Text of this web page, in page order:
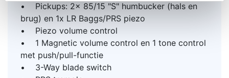
• Pickups: 2x 85/15 "S" humbucker (hals en
brug) en 1x LR Baggs/PRS piezo
• Piezo volume control
• 1 Magnetic volume control en 1 tone control
met push/pull-functie
• 3-Way blade switch